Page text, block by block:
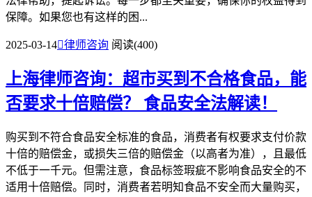
保障。如果您也有这样的困...
2025-03-14律师咨询 阅读(400)
上海律师咨询：超市买到不合格食品，能
否要求十倍赔偿？ 食品安全法解读！
购买到不符合食品安全标准的食品，消费者有权要求支付价款
十倍的赔偿金，或损失三倍的赔偿金（以高者为准），且最低
不低于一千元。但需注意，食品标签瑕疵不影响食品安全的不
适用十倍赔偿。同时，消费者若明知食品不安全而大量购买，